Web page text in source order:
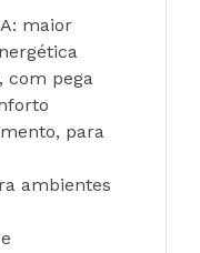
maior
com pega
para
ambientes